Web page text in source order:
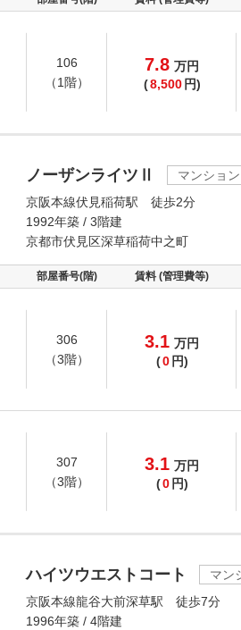
106
（1階）
7.8 万円
(8,500 円)
ノーザンライツⅡ
マンション
京阪本線伏見稲荷駅 徒歩2分
1992年築 / 3階建
京都市伏見区深草稲荷中之町
部屋番号(階) 賃料 (管理費等)
306
（3階）
3.1 万円
(0 円)
307
（3階）
3.1 万円
(0 円)
ハイツウエストコート
マン
京阪本線龍谷大前深草駅 徒歩7分
1996年築 / 4階建